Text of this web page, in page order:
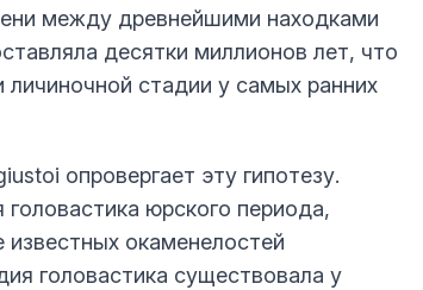
между древнейшими находками
десятки миллионов лет, что
личиночной стадии у самых ранних
опровергает эту гипотезу.
юрского периода,
окаменелостей
головастика существовала у